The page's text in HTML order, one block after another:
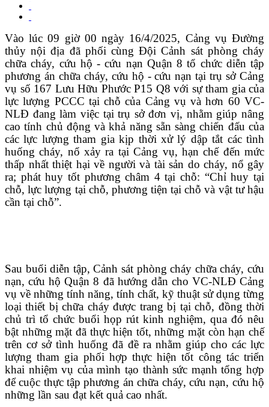
Vào lúc 09 giờ 00 ngày 16/4/2025, Cảng vụ Đường
thủy nội địa đã phối cùng Đội Cảnh sát phòng cháy
chữa cháy, cứu hộ - cứu nạn Quận 8 tổ chức diễn tập
phương án chữa cháy, cứu hộ - cứu nạn tại trụ sở Cảng
vụ số 167 Lưu Hữu Phước P15 Q8 với sự tham gia của
lực lượng PCCC tại chỗ của Cảng vụ và hơn 60 VC-
NLĐ đang làm việc tại trụ sở đơn vị, nhằm giúp nâng
cao tính chủ động và khả năng sẵn sàng chiến đấu của
các lực lượng tham gia kịp thời xử lý dập tắt các tình
huống cháy, nổ xảy ra tại Cảng vụ, hạn chế đến mức
thấp nhất thiệt hại về người và tài sản do cháy, nổ gây
ra; phát huy tốt phương châm 4 tại chỗ: “Chỉ huy tại
chỗ, lực lượng tại chỗ, phương tiện tại chỗ và vật tư hậu
cần tại chỗ”.
Sau buổi diễn tập, Cảnh sát phòng cháy chữa cháy, cứu
nạn, cứu hộ Quận 8 đã hướng dẫn cho VC-NLĐ Cảng
vụ về những tính năng, tính chất, kỹ thuật sử dụng từng
loại thiết bị chữa cháy được trang bị tại chỗ, đồng thời
chủ trì tổ chức buổi họp rút kinh nghiệm, qua đó nêu
bật những mặt đã thực hiện tốt, những mặt còn hạn chế
trên cơ sở tình huống đã đề ra nhằm giúp cho các lực
lượng tham gia phối hợp thực hiện tốt công tác triển
khai nhiệm vụ của mình tạo thành sức mạnh tổng hợp
để cuộc thực tập phương án chữa cháy, cứu nạn, cứu hộ
những lần sau đạt kết quả cao nhất.